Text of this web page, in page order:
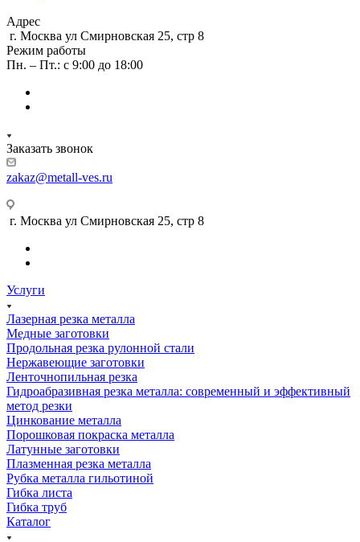
Адрес
г. Москва ул Смирновская 25, стр 8
Режим работы
Пн. – Пт.: с 9:00 до 18:00
Заказать звонок
zakaz@metall-ves.ru
г. Москва ул Смирновская 25, стр 8
Услуги
Лазерная резка металла
Медные заготовки
Продольная резка рулонной стали
Нержавеющие заготовки
Ленточнопильная резка
Гидроабразивная резка металла: современный и эффективный
метод резки
Цинкование металла
Порошковая покраска металла
Латунные заготовки
Плазменная резка металла
Рубка металла гильотиной
Гибка листа
Гибка труб
Каталог